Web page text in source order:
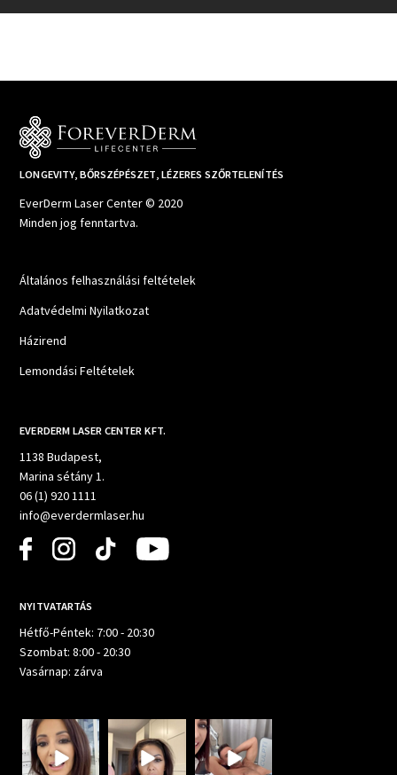
LONGEVITY, BŐRSZÉPÉSZET, LÉZERES SZŐRTELENÍTÉS
EverDerm Laser Center © 2020
Minden jog fenntartva.
Általános felhasználási feltételek
Adatvédelmi Nyilatkozat
Házirend
Lemondási Feltételek
EVERDERM LASER CENTER KFT.
1138 Budapest,
Marina sétány 1.
06 (1) 920 1111
info@everdermlaser.hu
NYITVATARTÁS
Hétfő-Péntek: 7:00 - 20:30
Szombat: 8:00 - 20:30
Vasárnap: zárva